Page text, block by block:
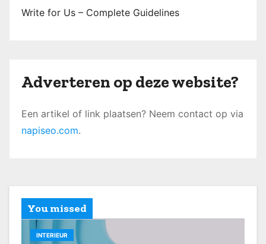
Write for Us – Complete Guidelines
Adverteren op deze website?
Een artikel of link plaatsen? Neem contact op via
napiseo.com.
You missed
INTERIEUR